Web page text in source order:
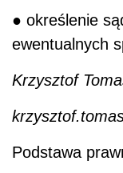
● określenie
ewentualnych
Krzysztof
Podstawa